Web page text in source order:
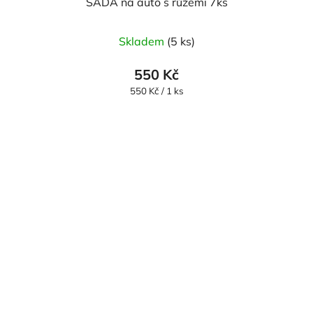
Skladem (5 ks)
550 Kč
Měrná
550 Kč / 1 ks